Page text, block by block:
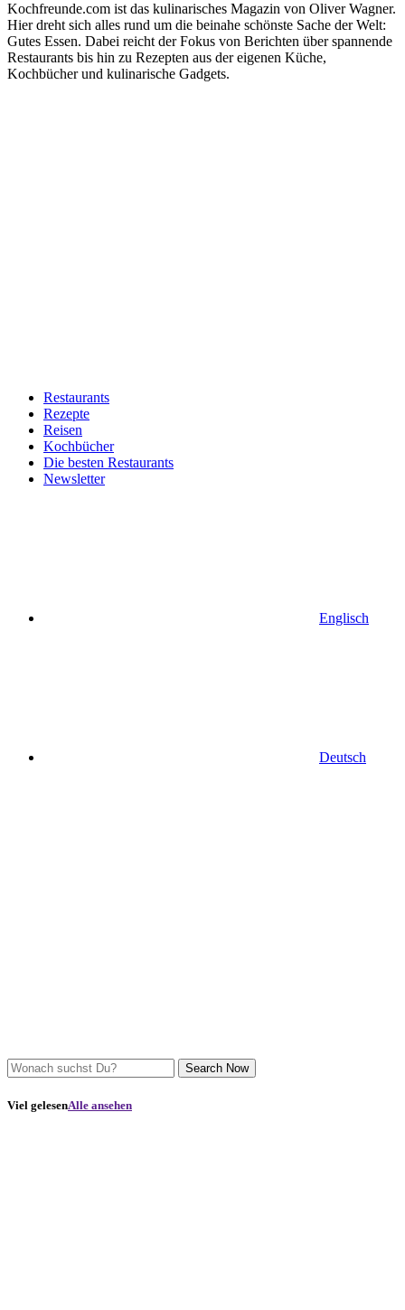
Kochfreunde.com ist das kulinarisches Magazin von Oliver Wagner.
Hier dreht sich alles rund um die beinahe schönste Sache der Welt:
Gutes Essen. Dabei reicht der Fokus von Berichten über spannende
Restaurants bis hin zu Rezepten aus der eigenen Küche,
Kochbücher und kulinarische Gadgets.
Restaurants
Rezepte
Reisen
Kochbücher
Die besten Restaurants
Newsletter
Englisch
Deutsch
Search Now
Viel gelesenAlle ansehen